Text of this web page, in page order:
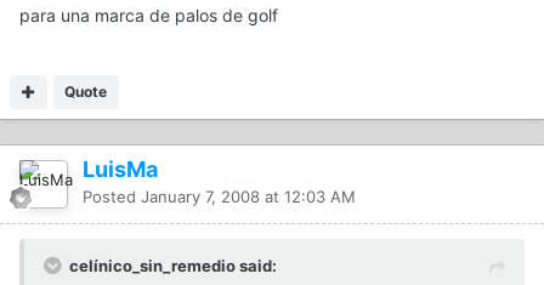
para una marca de palos de golf
Quote
LuisMa
Posted January 7, 2008 at 12:03 AM
celínico_sin_remedio said: